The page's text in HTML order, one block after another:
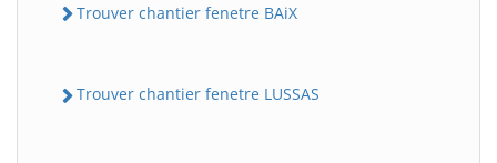
Trouver chantier fenetre BAiX
Trouver chantier fenetre LUSSAS